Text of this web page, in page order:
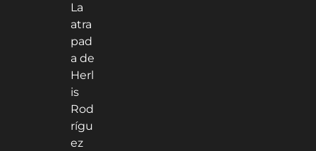
La
atra
pad
a de
Herl
is
Rod
rígu
ez